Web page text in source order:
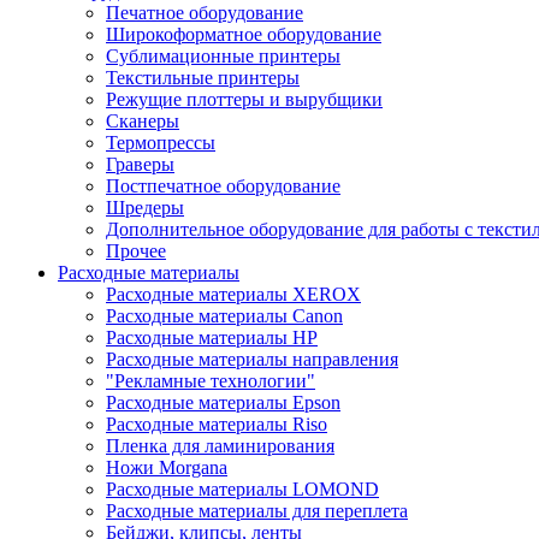
Печатное оборудование
Широкоформатное оборудование
Сублимационные принтеры
Текстильные принтеры
Режущие плоттеры и вырубщики
Сканеры
Термопрессы
Граверы
Постпечатное оборудование
Шредеры
Дополнительное оборудование для работы с
Прочее
Расходные материалы
Расходные материалы XEROX
Расходные материалы Canon
Расходные материалы HP
Расходные материалы направления
"Рекламные технологии"
Расходные материалы Epson
Расходные материалы Riso
Пленка для ламинирования
Ножи Morgana
Расходные материалы LOMOND
Расходные материалы для переплета
Бейджи, клипсы, ленты